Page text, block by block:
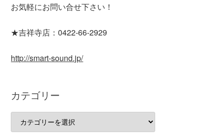
お気軽にお問い合せ下さい！
★吉祥寺店：0422-66-2929
http://smart-sound.jp/
カテゴリー
テ